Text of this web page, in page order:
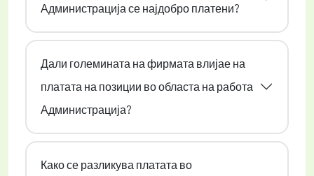
Администрација се најдобро платени?
Дали големината на фирмата влијае на
платата на позиции во областа на работа
Администрација?
Како се разликува платата во